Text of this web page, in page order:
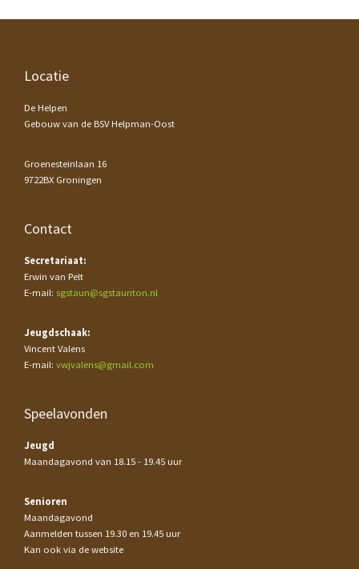
Footer
Locatie
De Helpen
Gebouw van de BSV Helpman-Oost
Groenesteinlaan 16
9722BX Groningen
Contact
Secretariaat:
Erwin van Pelt
E-mail: sgstaun@sgstaunton.nl
Jeugdschaak:
Vincent Valens
E-mail: vwjvalens@gmail.com
Speelavonden
Jeugd
Maandagavond van 18.15 - 19.45 uur
Senioren
Maandagavond
Aanmelden tussen 19.30 en 19.45 uur
Kan ook via de website